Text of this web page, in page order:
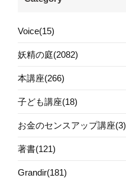
Voice(15)
妖精の庭(2082)
本講座(266)
子ども講座(18)
お金のセンスアップ講座(3)
著書(121)
Grandir(181)